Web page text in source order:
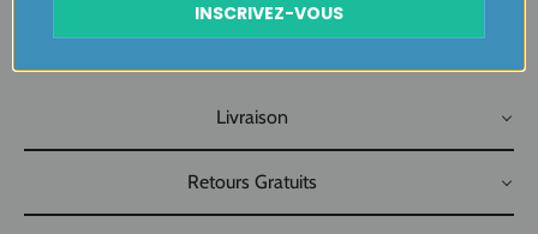
Livraison
Retours Gratuits
INSCRIVEZ-VOUS